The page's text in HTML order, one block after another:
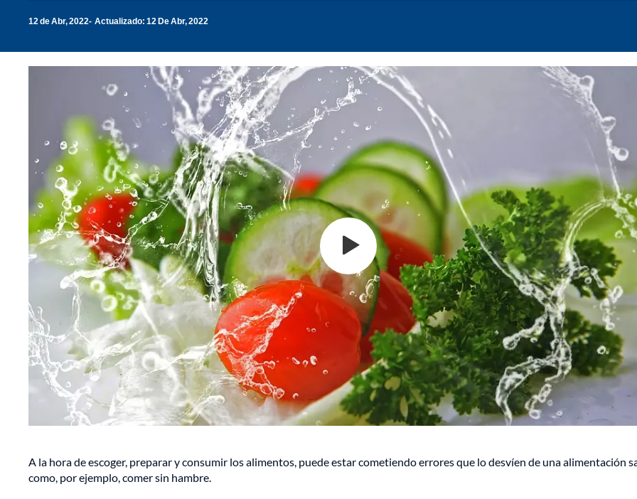
12 de Abr, 2022 Actualizado: 12 De Abr, 2022
A la hora de escoger, preparar y consumir los alimentos, puede estar cometiendo errores que lo desvíen de una alimentación
como, por ejemplo, comer sin hambre.